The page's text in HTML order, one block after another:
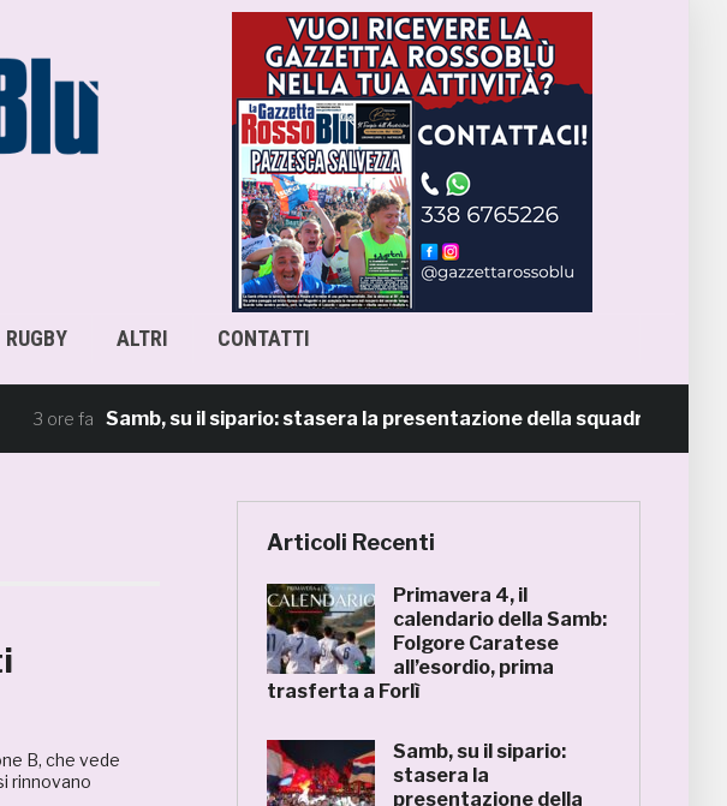
RUGBY ALTRI CONTATTI
3 ore fa Samb, su il sipario: stasera la presentazione della squadra in piazza
B, che vede
rinnovano
Articoli Recenti
Primavera 4, il
calendario della Samb:
Folgore Caratese
all’esordio, prima
trasferta a Forlì
Samb, su il sipario:
stasera la
presentazione della